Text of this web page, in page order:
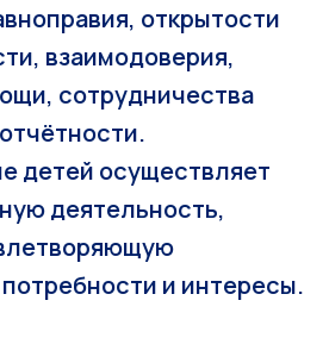
открытости
взаимодоверия,
сотрудничества
детей осуществляет
деятельность,
и интересы.